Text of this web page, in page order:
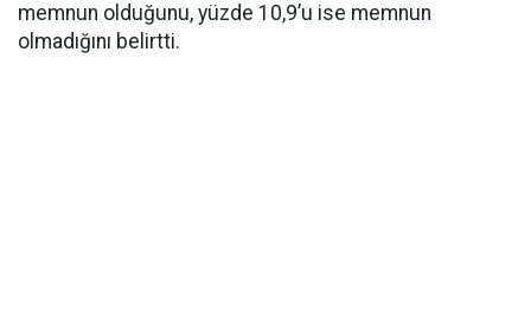
memnun olduğunu, yüzde 10,9’u ise memnun
olmadığını belirtti.